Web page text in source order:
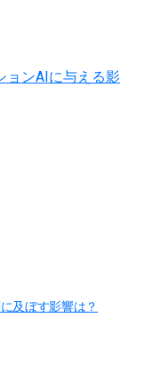
及ぼす影響は？